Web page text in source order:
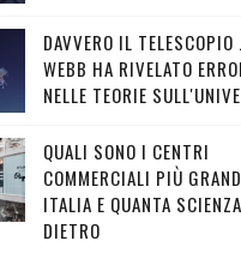
DAVVERO IL TELESCOPIO
WEBB HA RIVELATO
NELLE TEORIE
QUALI SONO I CENTRI
COMMERCIALI PIÙ
ITALIA E QUANTA
DIETRO